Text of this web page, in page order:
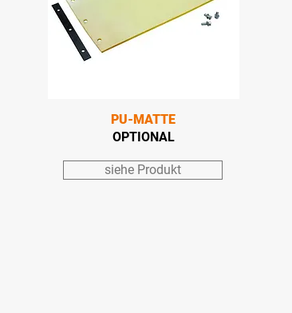
PU-MATTE
OPTIONAL
siehe Produkt